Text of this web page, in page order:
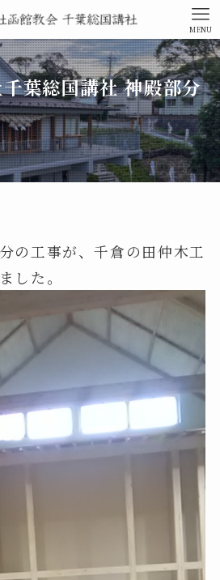
MENU
葉総国講社 神殿部分
の工事が、千倉の田仲木工
した。